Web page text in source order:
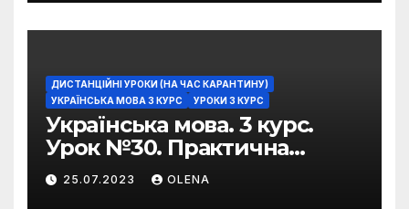
ДИСТАНЦІЙНІ УРОКИ (НА ЧАС КАРАНТИНУ)
УКРАЇНСЬКА МОВА 3 КУРС
УРОКИ 3 КУРС
Українська мова. 3 курс.
Урок №30. Практична
риторика. Оцінювальні
жанри. Характеристика
25.07.2023 OLENA